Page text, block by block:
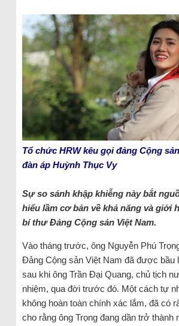
Tổ chức HRW kêu gọi đảng Cộng
đàn áp Huỳnh Thục Vy
Sự so sánh khập khiễng này bắt
hiểu lầm cơ bản về khả năng và giới
bí thư Đảng Cộng sản Việt Nam.
Vào tháng trước, ông Nguyễn Phú
Đảng Cộng sản Việt Nam đã được bầu
sau khi ông Trần Đại Quang, chủ tịch
nhiệm, qua đời trước đó. Một cách tự
không hoàn toàn chính xác lắm, đã có
cho rằng ông Trọng đang dần trở thành